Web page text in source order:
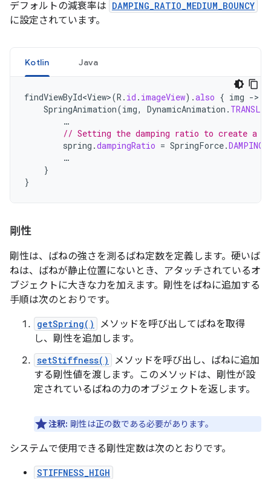
デフォルトの減衰率は DAMPING_RATIO_MEDIUM_BOUNCY
に設定されています。
Kotlin Java
findViewById<View>(R . id . imageView).also { img -
SpringAnimation(img, DynamicAnimation .
…
// Setting the damping ratio to create a
spring .dampingRatio = SpringForce.
…
}
}
剛性
剛性は、ばねの強さを測るばね定数を定義します。硬いば
ねは、ばねが静止位置にないとき、アタッチされているオ
ブジェクトに大きな力を加えます。剛性をばねに追加する
手順は次のとおりです。
getSpring()
メソッドを呼び出してばねを取得
し、剛性を追加します。
setStiffness()
メソッドを呼び出し、ばねに追加
する剛性値を渡します。このメソッドは、剛性が設
定されているばねの力のオブジェクトを返します。
注釈: 剛性は正の数である必要があります。
システムで使用できる剛性定数は次のとおりです。
STIFFNESS_HIGH